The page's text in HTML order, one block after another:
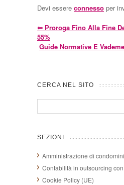
Devi essere connesso per
⇐ Proroga Fino Alla Fine
55%
Guide Normative E
CERCA NEL SITO
SEZIONI
Amministrazione di
Contabilità in outsourcing
Cookie Policy (UE)